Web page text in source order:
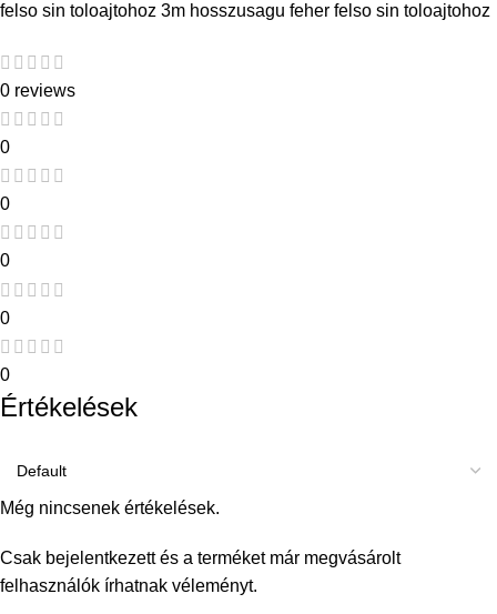
felso sin toloajtohoz 3m hosszusagu feher felso sin toloajtohoz
0 reviews
0
0
0
0
0
Értékelések
Még nincsenek értékelések.
Csak bejelentkezett és a terméket már megvásárolt
felhasználók írhatnak véleményt.